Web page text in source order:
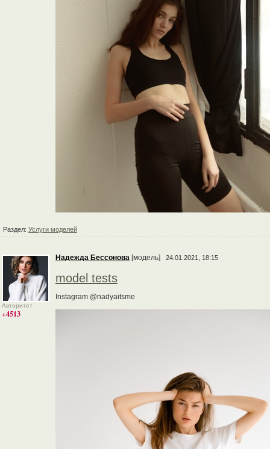
Раздел: Услуги моделей
Авторитет
+4513
Надежда Бессонова [модель] 24.01.2021, 18:15
model tests
Instagram @nadyaitsme